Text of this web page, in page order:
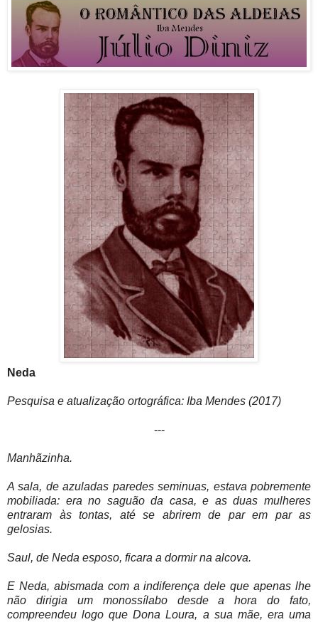
Neda
Pesquisa e atualização ortográfica: Iba Mendes (2017)
---
Manhãzinha.
A sala, de azuladas paredes seminuas, estava pobremente
mobiliada: era no saguão da casa, e as duas mulheres
entraram às tontas, até se abrirem de par em par as
gelosias.
Saul, de Neda esposo, ficara a dormir na alcova.
E Neda, abismada com a indiferença dele que apenas lhe
não dirigia um monossílabo desde a hora do fato,
compreendeu logo que Dona Loura, a sua mãe, era uma